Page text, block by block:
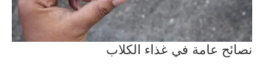
نصائح عامة في غذاء الكلاب